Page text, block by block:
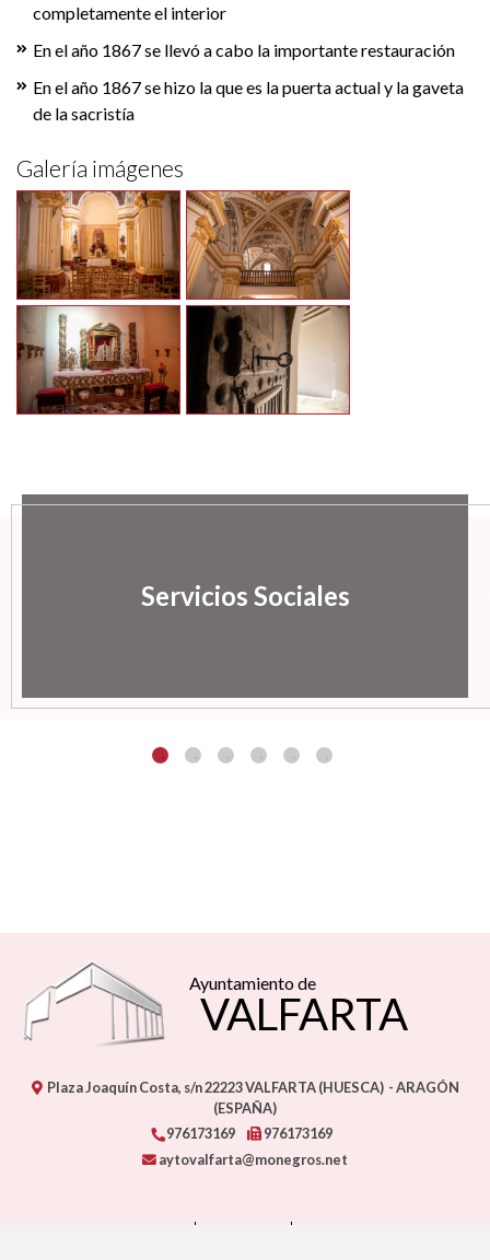
completamente el interior
En el año 1867 se llevó a cabo la importante restauración
En el año 1867 se hizo la que es la puerta actual y la gaveta
de la sacristía
Galería imágenes
Servicios Sociales
Ayuntamiento de
VALFARTA
Plaza Joaquín Costa, s/n22223VALFARTA (HUESCA) - ARAGÓN
(ESPAÑA)
976173169
976173169
aytovalfarta@monegros.net